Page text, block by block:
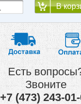
В
Есть
Звоните
+7 (473) 243-